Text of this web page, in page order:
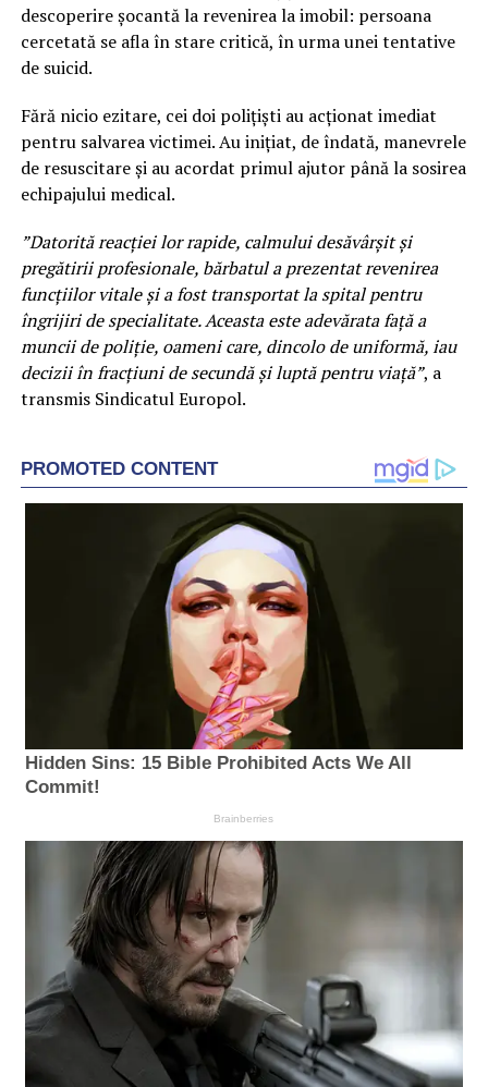
descoperire șocantă la revenirea la imobil: persoana
cercetată se afla în stare critică, în urma unei tentative
de suicid.
Fără nicio ezitare, cei doi polițiști au acționat imediat
pentru salvarea victimei. Au inițiat, de îndată, manevrele
de resuscitare și au acordat primul ajutor până la sosirea
echipajului medical.
”Datorită reacției lor rapide, calmului desăvârșit și
pregătirii profesionale, bărbatul a prezentat revenirea
funcțiilor vitale și a fost transportat la spital pentru
îngrijiri de specialitate. Aceasta este adevărata față a
muncii de poliție, oameni care, dincolo de uniformă, iau
decizii în fracțiuni de secundă și luptă pentru viață”, a
transmis Sindicatul Europol.